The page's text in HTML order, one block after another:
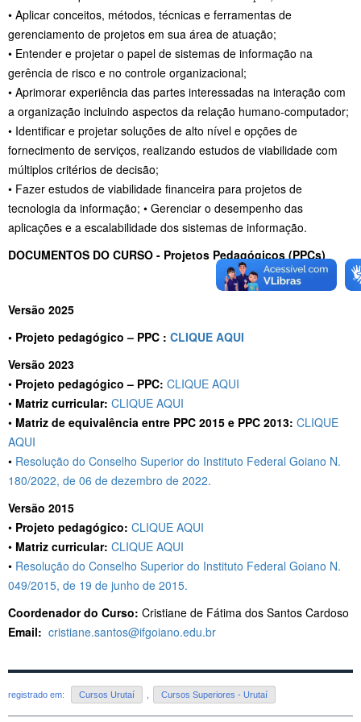
• Aplicar conceitos, métodos, técnicas e ferramentas de
gerenciamento de projetos em sua área de atuação;
• Entender e projetar o papel de sistemas de informação na
gerência de risco e no controle organizacional;
• Aprimorar experiência das partes interessadas na interação com
a organização incluindo aspectos da relação humano-computador;
• Identificar e projetar soluções de alto nível e opções de
fornecimento de serviços, realizando estudos de viabilidade com
múltiplos critérios de decisão;
• Fazer estudos de viabilidade financeira para projetos de
tecnologia da informação; • Gerenciar o desempenho das
aplicações e a escalabilidade dos sistemas de informação.
DOCUMENTOS DO CURSO - Projetos Pedagógicos (PPCs)
Versão 2025
• Projeto pedagógico – PPC : CLIQUE AQUI
Versão 2023
• Projeto pedagógico – PPC: CLIQUE AQUI
• Matriz curricular: CLIQUE AQUI
• Matriz de equivalência entre PPC 2015 e PPC 2013: CLIQUE
AQUI
• Resolução do Conselho Superior do Instituto Federal Goiano N.
180/2022, de 06 de dezembro de 2022.
Versão 2015
• Projeto pedagógico: CLIQUE AQUI
• Matriz curricular: CLIQUE AQUI
• Resolução do Conselho Superior do Instituto Federal Goiano N.
049/2015, de 19 de junho de 2015.
Coordenador do Curso: Cristiane de Fátima dos Santos Cardoso
Email: cristiane.santos@ifgoiano.edu.br
registrado em: Cursos Urutaí Cursos Superiores - Urutaí